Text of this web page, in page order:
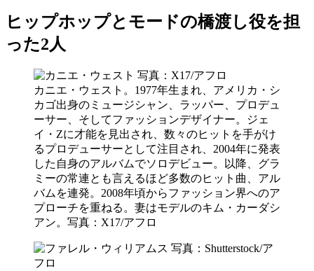
ヒップホップとモードの橋渡し役を担
った2人
カニエ・ウェスト。1977年生まれ、アメリカ・シ
カゴ出身のミュージシャン、ラッパー、プロデュ
ーサー、そしてファッションデザイナー。ジェ
イ・Zに才能を見出され、数々のヒットを手がけ
るプロデューサーとして注目され、2004年に発表
した自身のアルバムでソロデビュー。以降、グラ
ミーの常連とも言えるほど多数のヒット曲、アル
バムを連発。2008年頃からファッション界へのア
プローチを重ねる。妻はモデルのキム・カーダシ
アン。写真：X17/アフロ